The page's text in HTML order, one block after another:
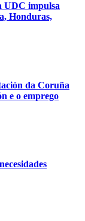
UDC impulsa
Honduras,
da Coruña
e o emprego